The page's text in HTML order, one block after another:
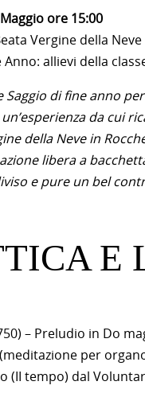
ore 15:00
Vergine della
Anno: allievi della
Saggio di fine anno
da cui
della Neve in
libera a
e pure un bel
E
– Preludio in Do
per
(II tempo) dal